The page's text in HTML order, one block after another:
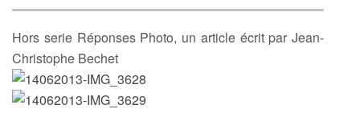
serie
16
Photo
Hors serie Réponses Photo, un article écrit par Jean-
Christophe Bechet